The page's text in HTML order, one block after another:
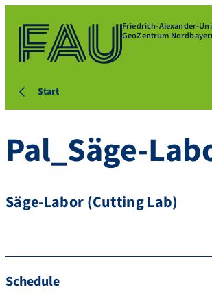
Friedrich-Alexander-
GeoZentrum
Start
Pal_Säge-
Säge-Labor (Cutting Lab)
Schedule